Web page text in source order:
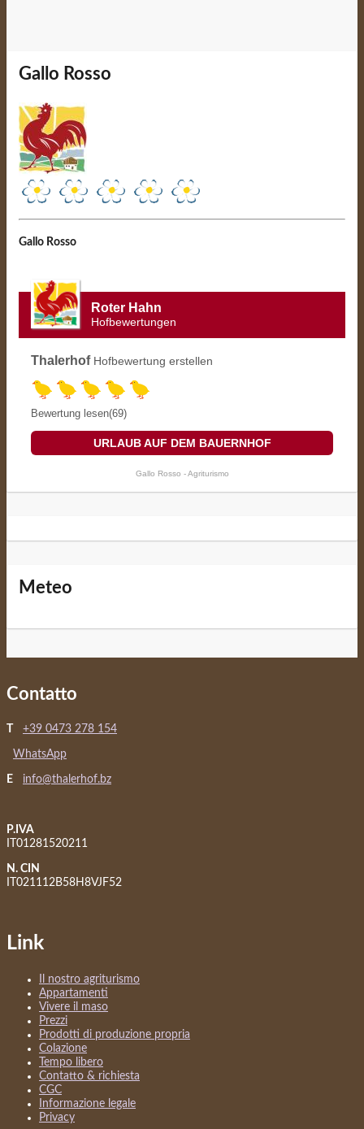
Gallo Rosso
Gallo Rosso
Roter Hahn
Hofbewertungen
Thalerhof Hofbewertung erstellen
Bewertung lesen(69)
URLAUB AUF DEM BAUERNHOF
Gallo Rosso - Agriturismo
Meteo
Contatto
T +39 0473 278 154
WhatsApp
E info@thalerhof.bz
P.IVA
IT01281520211
N. CIN
IT021112B58H8VJF52
Link
Il nostro agriturismo
Appartamenti
Vivere il maso
Prezzi
Prodotti di produzione propria
Colazione
Tempo libero
Contatto & richiesta
CGC
Informazione legale
Privacy